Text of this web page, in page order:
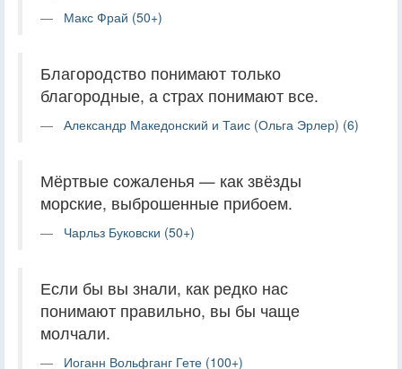
Макс Фрай (50+)
Благородство понимают только
благородные, а страх понимают все.
Александр Македонский и Таис (Ольга Эрлер) (6)
Мёртвые сожаленья — как звёзды
морские, выброшенные прибоем.
Чарльз Буковски (50+)
Если бы вы знали, как редко нас
понимают правильно, вы бы чаще
молчали.
Иоганн Вольфганг Гете (100+)